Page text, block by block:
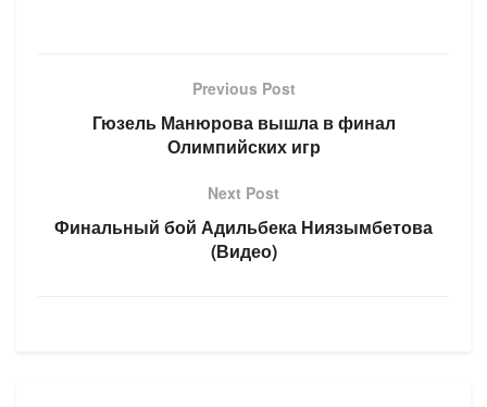
Previous Post
Гюзель Манюрова вышла в финал
Олимпийских игр
Next Post
Финальный бой Адильбека Ниязымбетова
(Видео)